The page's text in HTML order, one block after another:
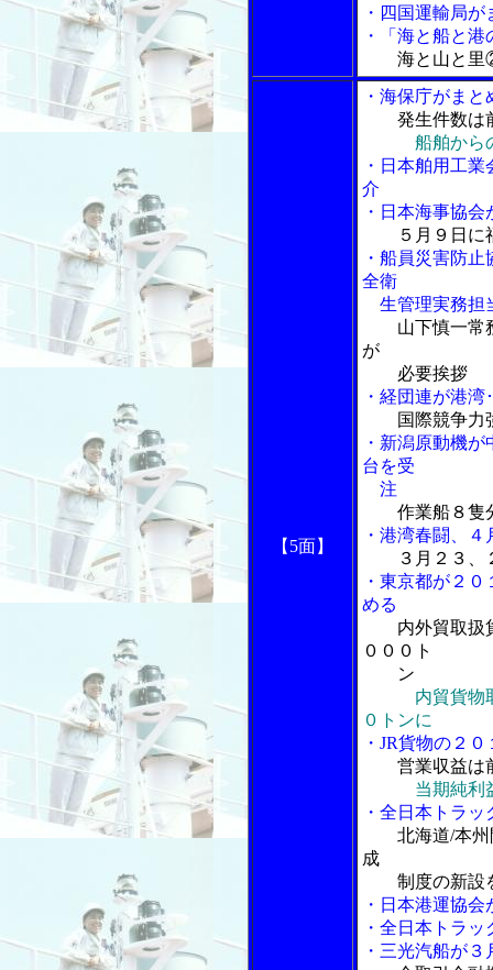
・四国運輸局
・「海と船と
海と山と
【5面】
・海保庁がま
発生件数は
船舶から
・日本舶用工
介
・日本海事協
５月９日に
・船員災害防
全衛
生管理実務担
山下慎一常
が
必要挨拶
・経団連が港
国際競争力
・新潟原動機
台を受
注
作業船８隻
・港湾春闘、
３月２３、
・東京都が２
める
内外貿取扱
０００ト
ン
内貿貨物
０トンに
・JR貨物の２
営業収益は
当期純利
・全日本トラ
北海道/本
成
制度の新設
・日本港運協
・全日本トラ
・三光汽船が